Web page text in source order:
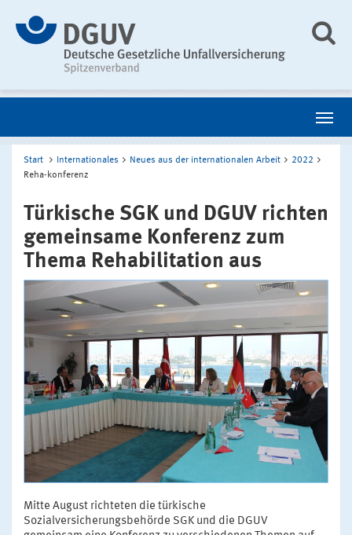
Start Internationales Neues aus der internationalen Arbeit
2022
Reha-konferenz
Türkische SGK und DGUV richten
gemeinsame Konferenz zum
Thema Rehabilitation aus
Mitte August richteten die türkische
Sozialversicherungsbehörde SGK und die DGUV